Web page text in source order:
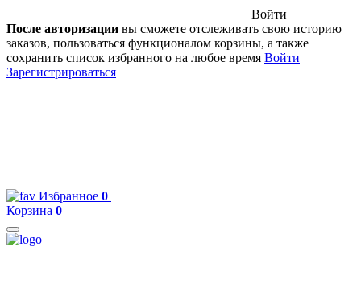
Войти
После авторизации вы сможете отслеживать свою историю
заказов, пользоваться функционалом корзины, а также
сохранить список избранного на любое время Войти
Зарегистрироваться
Избранное 0
Корзина 0